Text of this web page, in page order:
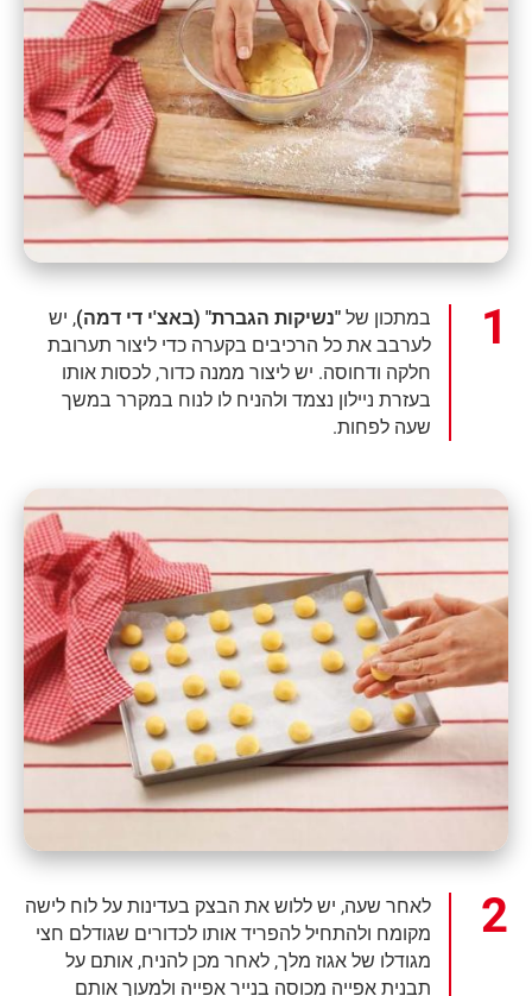
במתכון של "נשיקות הגברת" (באצ'י די דמה), יש
לערבב את כל הרכיבים בקערה כדי ליצור תערובת
חלקה ודחוסה. יש ליצור ממנה כדור, לכסות אותו
בעזרת ניילון נצמד ולהניח לו לנוח במקרר במשך
שעה לפחות.
לאחר שעה, יש ללוש את הבצק בעדינות על לוח לישה
מקומח ולהתחיל להפריד אותו לכדורים שגודלם חצי
מגודלו של אגוז מלך, לאחר מכן להניח, אותם על
תבנית אפייה מכוסה בנייר אפייה ולמעוך אותם